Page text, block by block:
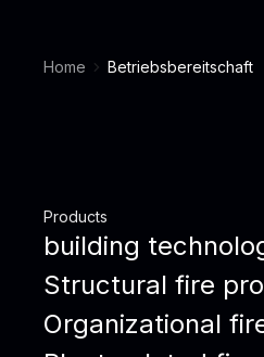
Home Betriebsbereitschaft
Products
building
Structural fire
Organizational